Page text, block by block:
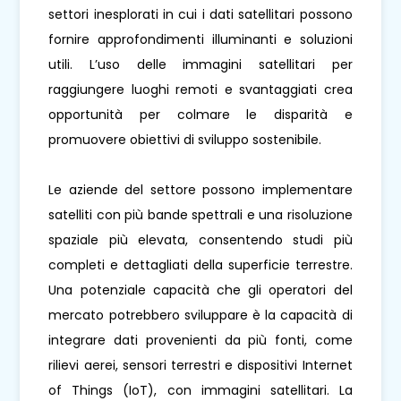
settori inesplorati in cui i dati satellitari possono
fornire approfondimenti illuminanti e soluzioni
utili. L’uso delle immagini satellitari per
raggiungere luoghi remoti e svantaggiati crea
opportunità per colmare le disparità e
promuovere obiettivi di sviluppo sostenibile.
Le aziende del settore possono implementare
satelliti con più bande spettrali e una risoluzione
spaziale più elevata, consentendo studi più
completi e dettagliati della superficie terrestre.
Una potenziale capacità che gli operatori del
mercato potrebbero sviluppare è la capacità di
integrare dati provenienti da più fonti, come
rilievi aerei, sensori terrestri e dispositivi Internet
of Things (IoT), con immagini satellitari. La